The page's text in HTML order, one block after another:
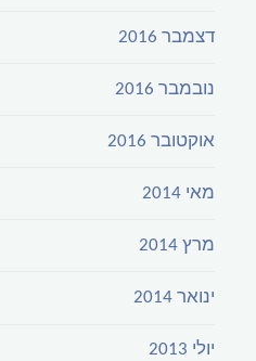
דצמבר 2016
נובמבר 2016
אוקטובר 2016
מאי 2014
מרץ 2014
ינואר 2014
יולי 2013